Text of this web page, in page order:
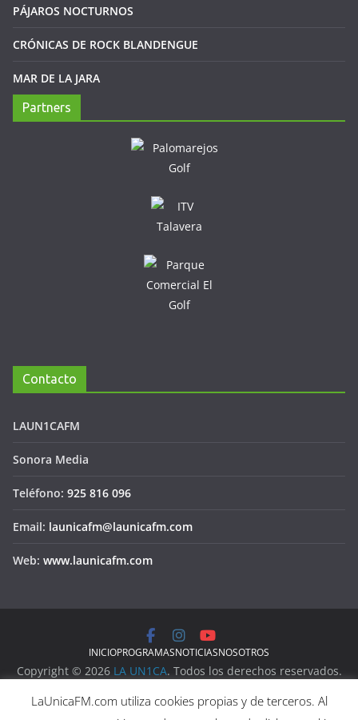
PÁJAROS NOCTURNOS
CRÓNICAS DE ROCK BLANDENGUE
MAR DE LA JARA
Partners
Contacto
LAUN1CAFM
Sonora Media
Teléfono: 925 816 096
Email: launicafm@launicafm.com
Web: www.launicafm.com
INICIOPROGRAMASNOTICIASNOSOTROS
Copyright © 2026 LA UN1CA. Todos los derechos reservados.
Política de Privacidad
LaUnicaFM.com utiliza cookies propias y de terceros. Al